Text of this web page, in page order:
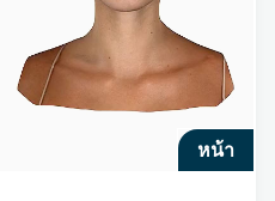
หน้า